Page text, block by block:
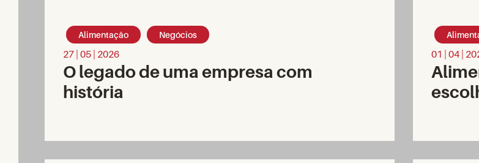
Alimentação Negócios
27 | 05 | 2026
O legado de uma empresa com
história
01 | 04 |